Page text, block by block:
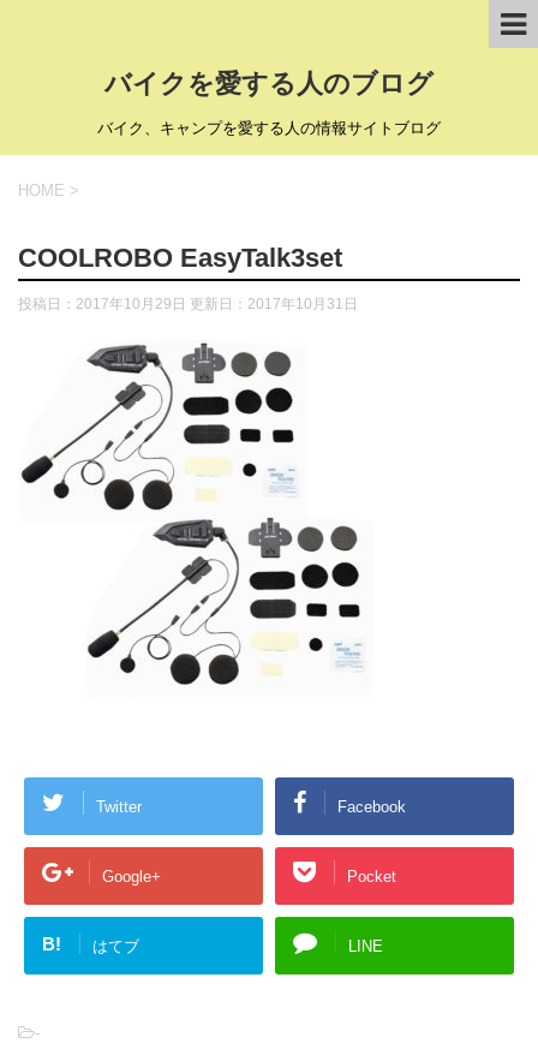
バイクを愛する人のブログ
バイク、キャンプを愛する人の情報サイトブログ
HOME >
COOLROBO EasyTalk3set
投稿日：2017年10月29日 更新日： 2017年10月31日
Twitter Facebook
Google+ Pocket
B! はてブ LINE
-